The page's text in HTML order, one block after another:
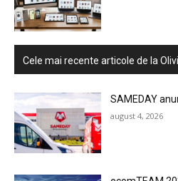
Cele mai recente articole de la
SAMEDAY
august 4, 2026